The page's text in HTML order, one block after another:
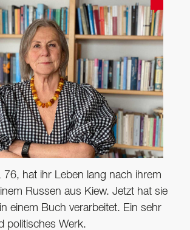
76, hat ihr Leben lang nach ihrem
Russen aus Kiew. Jetzt hat sie
einem Buch verarbeitet. Ein sehr
politisches Werk.